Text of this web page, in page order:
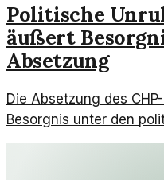
Politische
äußert
Absetzung
Die Absetzung des
Besorgnis unter den
Wadephul betont die